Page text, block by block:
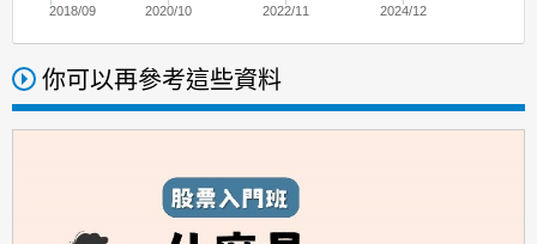
2018/09 2020/10 2022/11 2024/12
你可以再參考這些資料